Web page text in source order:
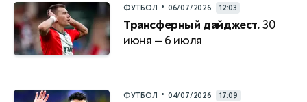
ФУТБОЛ • 06/07/2026 12:03
Трансферный дайджест.30
июня — 6 июля
ФУТБОЛ • 04/07/2026 17:09